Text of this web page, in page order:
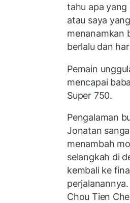
tahu apa yang
atau saya
menanamkan
berlalu dan
Pemain
mencapai
Super 750.
Pengalaman
Jonatan
menambah
selangkah di
kembali ke
Chou Tien